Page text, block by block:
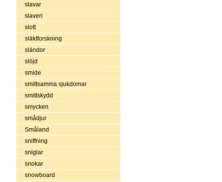
slavar
slaveri
slott
släktforskning
sländor
slöjd
smide
smittsamma sjukdomar
smittskydd
smycken
smådjur
Småland
sniffning
sniglar
snokar
snowboard